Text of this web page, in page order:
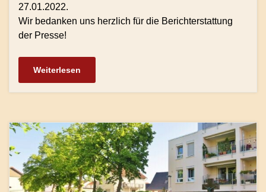
27.01.2022.
Wir bedanken uns herzlich für die Berichterstattung
der Presse!
Weiterlesen